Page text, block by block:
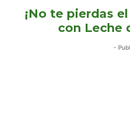
¡No te pierdas
con Leche
-